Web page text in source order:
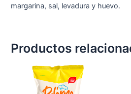
margarina, sal, levadura y huevo.
Productos